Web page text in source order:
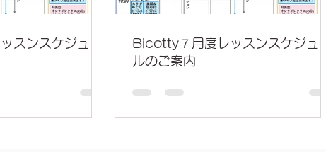
スンスケジュー
Bicotty７月度レッスンスケジュー
ルのご案内